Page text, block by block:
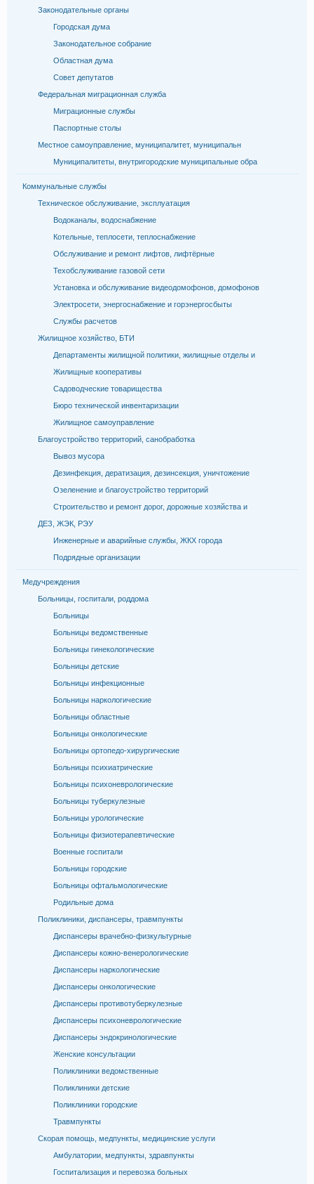
Законодательные органы
Городская дума
Законодательное собрание
Областная дума
Совет депутатов
Федеральная миграционная служба
Миграционные службы
Паспортные столы
Местное самоуправление, муниципалитет, муниципальн
Муниципалитеты, внутригородские муниципальные обра
Коммунальные службы
Техническое обслуживание, эксплуатация
Водоканалы, водоснабжение
Котельные, теплосети, теплоснабжение
Обслуживание и ремонт лифтов, лифтёрные
Техобслуживание газовой сети
Установка и обслуживание видеодомофонов, домофонов
Электросети, энергоснабжение и горэнергосбыты
Службы расчетов
Жилищное хозяйство, БТИ
Департаменты жилищной политики, жилищные отделы и
Жилищные кооперативы
Садоводческие товарищества
Бюро технической инвентаризации
Жилищное самоуправление
Благоустройство территорий, санобработка
Вывоз мусора
Дезинфекция, дератизация, дезинсекция, уничтожение
Озеленение и благоустройство территорий
Строительство и ремонт дорог, дорожные хозяйства и
ДЕЗ, ЖЭК, РЭУ
Инженерные и аварийные службы, ЖКХ города
Подрядные организации
Медучреждения
Больницы, госпитали, роддома
Больницы
Больницы ведомственные
Больницы гинекологические
Больницы детские
Больницы инфекционные
Больницы наркологические
Больницы областные
Больницы онкологические
Больницы ортопедо-хирургические
Больницы психиатрические
Больницы психоневрологические
Больницы туберкулезные
Больницы урологические
Больницы физиотерапевтические
Военные госпитали
Больницы городские
Больницы офтальмологические
Родильные дома
Поликлиники, диспансеры, травмпункты
Диспансеры врачебно-физкультурные
Диспансеры кожно-венерологические
Диспансеры наркологические
Диспансеры онкологические
Диспансеры противотуберкулезные
Диспансеры психоневрологические
Диспансеры эндокринологические
Женские консультации
Поликлиники ведомственные
Поликлиники детские
Поликлиники городские
Травмпункты
Скорая помощь, медпункты, медицинские услуги
Амбулатории, медпункты, здравпункты
Госпитализация и перевозка больных